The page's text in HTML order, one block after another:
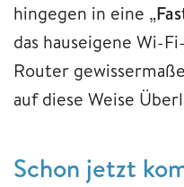
hingegen in eine „
das hauseigene Wi-
Router
auf diese Weise
Schon jetzt